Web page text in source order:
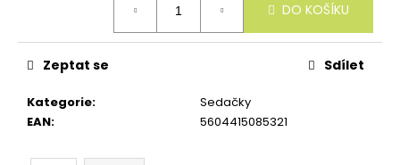
DO KOŠÍKU
Kategorie:
Sedačky
EAN: 5604415085321
Zeptat se Sdílet
HLEDAT
D
o
p